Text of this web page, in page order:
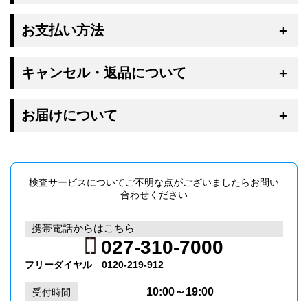
お支払い方法
キャンセル・返品について
お届けについて
検査サービスについてご不明な点がございましたらお問い
合わせください
フリーダイヤル 0120​-219-912
携帯電話からはこちら
027-310-7000
受付時間
10:00～19:00